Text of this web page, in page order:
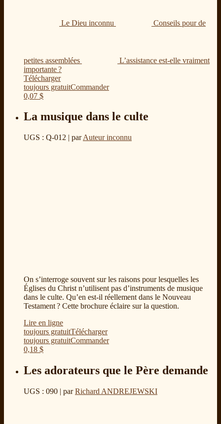
Le Dieu inconnu Conseils pour de
petites assemblées
L’assistance est-elle vraiment
importante ?
Télécharger
toujours gratuitCommander
0,07 $
La musique dans le culte
UGS : Q-012 | parAuteur inconnu
On s’interroge souvent sur les raisons pour lesquelles les
Églises du Christ n’utilisent pas d’instruments de musique
dans le culte. Qu’en est-il réellement dans le Nouveau
Testament ? Cette brochure éclaire sur la question.
Lire en ligne
toujours gratuitTélécharger
toujours gratuitCommander
0,18 $
Les adorateurs que le Père demande
UGS : 090 | parRichard ANDREJEWSKI